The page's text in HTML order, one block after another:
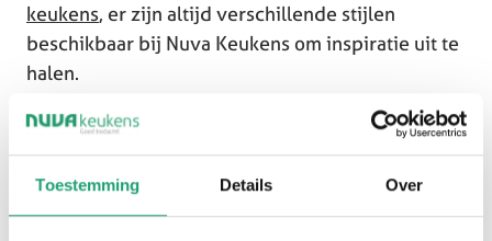
Toestemming Details Over
keukens, er zijn altijd verschillende stijlen
beschikbaar bij Nuva Keukens om inspiratie uit te
halen.
Onze adviseurs helpen je graag bij het
beoordelen van de mogelijkheden. Samen
bekijken we welke showroomkeuken het beste
aansluit bij jouw woning, smaak en budget.